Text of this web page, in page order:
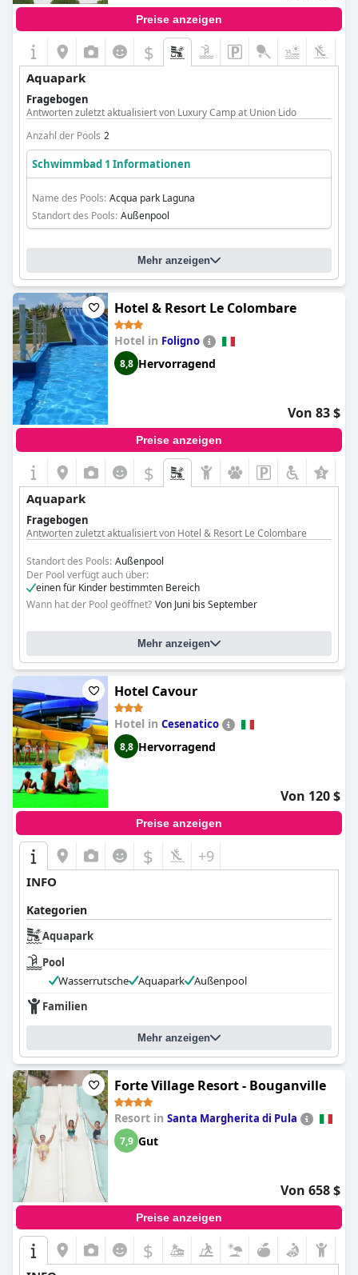
Preise anzeigen
$
Aquapark
Fragebogen
Antworten zuletzt aktualisiert von Luxury Camp at Union Lido
Anzahl der Pools 2
Schwimmbad 1 Informationen
Name des Pools: Acqua park Laguna
Standort des Pools: Außenpool
Mehr anzeigen
Hotel & Resort Le Colombare
Hotel in Foligno
8,8 Hervorragend
Von 83 $
Preise anzeigen
$
Aquapark
Fragebogen
Antworten zuletzt aktualisiert von Hotel & Resort Le Colombare
Standort des Pools: Außenpool
Der Pool verfügt auch über:
einen für Kinder bestimmten Bereich
Wann hat der Pool geöffnet? Von Juni bis September
Mehr anzeigen
Hotel Cavour
Hotel in Cesenatico
8,8 Hervorragend
Von 120 $
Preise anzeigen
$ +9
INFO
Kategorien
Aquapark
Pool
Wasserrutsche
Aquapark
Außenpool
Familien
Mehr anzeigen
Forte Village Resort - Bouganville
Resort in Santa Margherita di Pula
7,9 Gut
Von 658 $
Preise anzeigen
$